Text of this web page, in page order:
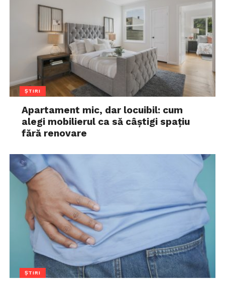
ȘTIRI
Apartament mic, dar locuibil: cum
alegi mobilierul ca să câștigi spațiu
fără renovare
ȘTIRI